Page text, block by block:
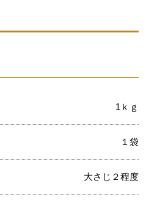
1ｋｇ
１袋
大さじ２程度